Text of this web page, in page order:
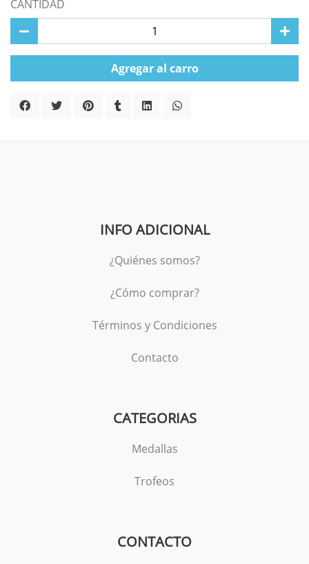
CANTIDAD
Agregar al carro
INFO ADICIONAL
¿Quiénes somos?
¿Cómo comprar?
Términos y Condiciones
Contacto
CATEGORIAS
Medallas
Trofeos
CONTACTO